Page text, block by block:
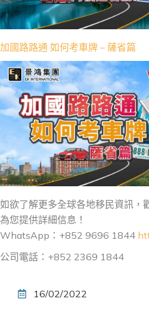
加國路路通 如何考車牌 – 薩省篇
如欲了解更多全球各地移民資訊，
為您提供詳細信息！
WhatsApp：+852 9696 1844
公司電話：+852 2369 1844
16/02/2022